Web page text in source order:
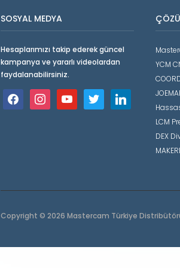
SOSYAL MEDYA
Hesaplarımızı takip ederek güncel
kampanya ve yararlı videolardan
faydalanabilirsiniz.
facebookinstagramyoutube twitter linkedin
YCM
LCM
DEX
Copyright © 2026 Mastercam Türkiye Distribütörü